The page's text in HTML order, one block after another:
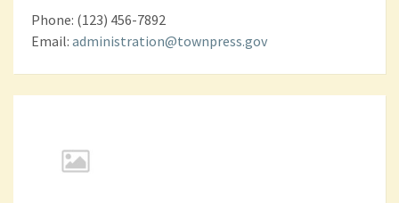
Phone: (123) 456-7892
Email: administration@townpress.gov